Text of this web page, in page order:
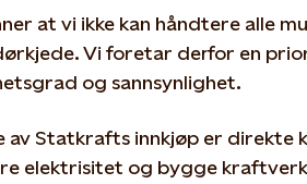
at vi ikke kan håndtere alle
Vi foretar derfor en
og sannsynlighet.
av Statkrafts innkjøp er
elektrisitet og bygge